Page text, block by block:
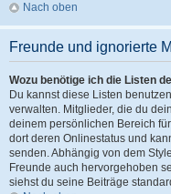
Nach oben
Freunde und ignorierte
Wozu benötige ich die Listen
Du kannst diese Listen
verwalten. Mitglieder, die du
deinem persönlichen Bereich
dort deren Onlinestatus und
senden. Abhängig von dem
Freunde auch hervorgehoben
siehst du seine Beiträge